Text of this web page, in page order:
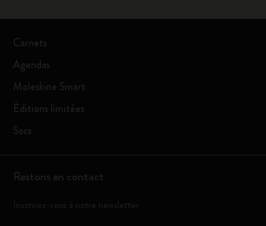
Carnets
Agendas
Moleskine Smart
Éditions limitées
Sacs
Restons en contact
Inscrivez-vous à notre newsletter